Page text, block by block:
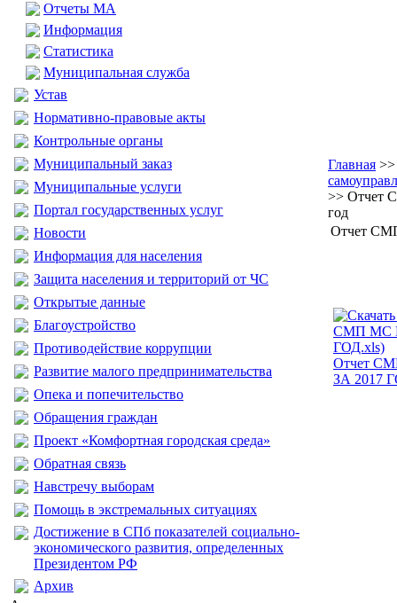
Отчеты МА
Информация
Статистика
Муниципальная служба
Устав
Нормативно-правовые акты
Контрольные органы
Муниципальный заказ
Муниципальные услуги
Портал государственных услуг
Новости
Информация для населения
Защита населения и территорий от ЧС
Открытые данные
Благоустройство
Противодействие коррупции
Развитие малого предпринимательства
Опека и попечительство
Обращения граждан
Проект «Комфортная городская среда»
Обратная связь
Навстречу выборам
Помощь в экстремальных ситуациях
Достижение в СПб показателей социально-
экономического развития, определенных
Президентом РФ
Архив
Главная
>> Отчет
год
Отчет
Отчет
ЗА 2017